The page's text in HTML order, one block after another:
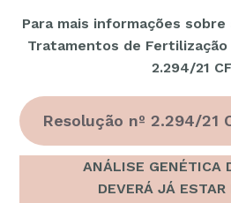
Para mais informações
Tratamentos de Fertilização
2.294/21
Resolução nº 2.294/21
ANÁLISE GENÉTICA
DEVERÁ JÁ ESTAR